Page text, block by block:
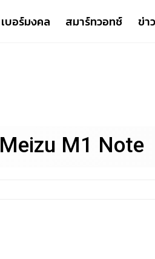
เบอร์มงคล สมาร์ทวอทช์ ข่า
Meizu M1 Note